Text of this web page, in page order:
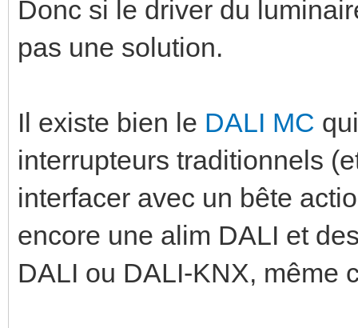
Donc si le driver du
pas une solution.
Il existe bien le DALI MC
interrupteurs traditionnels
interfacer avec un bête
encore une alim DALI et
DALI ou DALI-KNX, même